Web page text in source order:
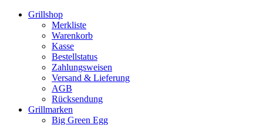
Grillshop
Merkliste
Warenkorb
Kasse
Bestellstatus
Zahlungsweisen
Versand & Lieferung
AGB
Rücksendung
Grillmarken
Big Green Egg